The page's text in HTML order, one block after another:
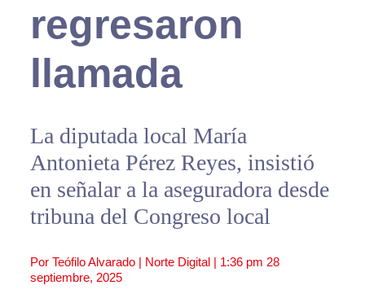
regresaron
llamada
La diputada local María
Antonieta Pérez Reyes, insistió
en señalar a la aseguradora desde
tribuna del Congreso local
Por Teófilo Alvarado | Norte Digital | 1:36 pm 28
septiembre, 2025